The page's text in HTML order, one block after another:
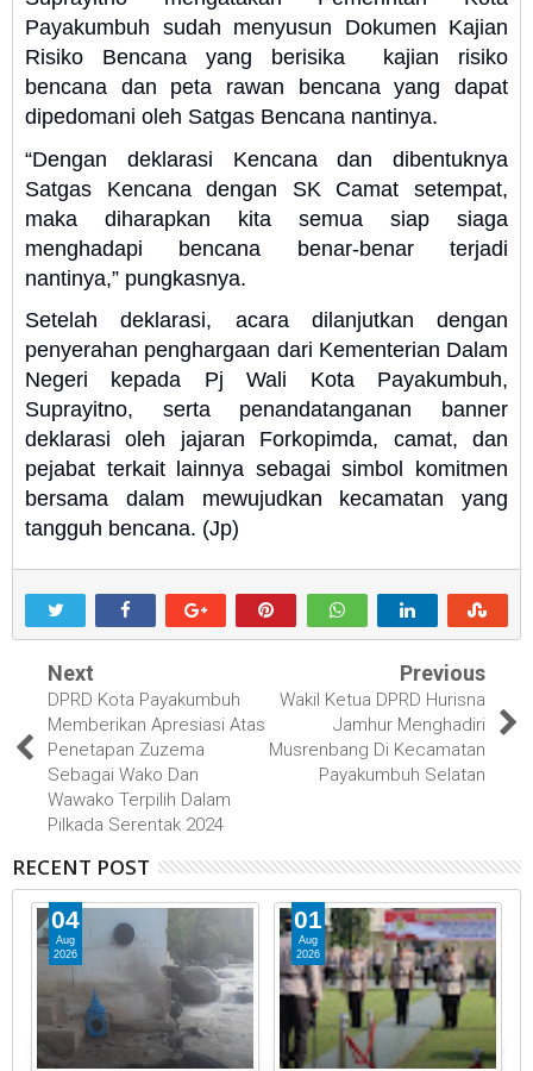
Payakumbuh sudah menyusun Dokumen Kajian
Risiko Bencana yang berisika kajian risiko
bencana dan peta rawan bencana yang dapat
dipedomani oleh Satgas Bencana nantinya.
“Dengan deklarasi Kencana dan dibentuknya
Satgas Kencana dengan SK Camat setempat,
maka diharapkan kita semua siap siaga
menghadapi bencana benar-benar terjadi
nantinya,” pungkasnya.
Setelah deklarasi, acara dilanjutkan dengan
penyerahan penghargaan dari Kementerian Dalam
Negeri kepada Pj Wali Kota Payakumbuh,
Suprayitno, serta penandatanganan banner
deklarasi oleh jajaran Forkopimda, camat, dan
pejabat terkait lainnya sebagai simbol komitmen
bersama dalam mewujudkan kecamatan yang
tangguh bencana. (Jp)
Next
DPRD Kota Payakumbuh
Memberikan Apresiasi Atas
Penetapan Zuzema
Sebagai Wako Dan
Wawako Terpilih Dalam
Pilkada Serentak 2024
Previous
Wakil Ketua DPRD Hurisna
Jamhur Menghadiri
Musrenbang Di Kecamatan
Payakumbuh Selatan
RECENT POST
04
Aug
2026
01
Aug
2026